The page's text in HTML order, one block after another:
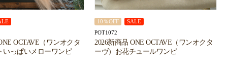
OCTAVE（ワンオクタ
いっぱいメローワンピ
10％OFF SALE
POT1072
2026新商品 ONE OCTAVE（ワンオクタ
ーヴ）お花チュールワンピ